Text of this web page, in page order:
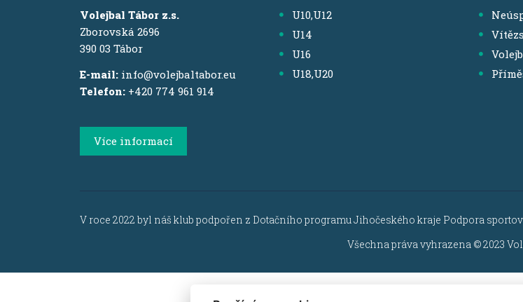
Volejbal Tábor z.s.
Zborovská 2696
390 03 Tábor
E-mail: info@volejbaltabor.eu
Telefon: +420 774 961 914
Více informací
U10,U12
U14
U16
U18,U20
V roce 2022 byl náš klub podpořen z Dotačního programu Jihočeského kraje Podpora
Všechna práva vyhrazena © 2023